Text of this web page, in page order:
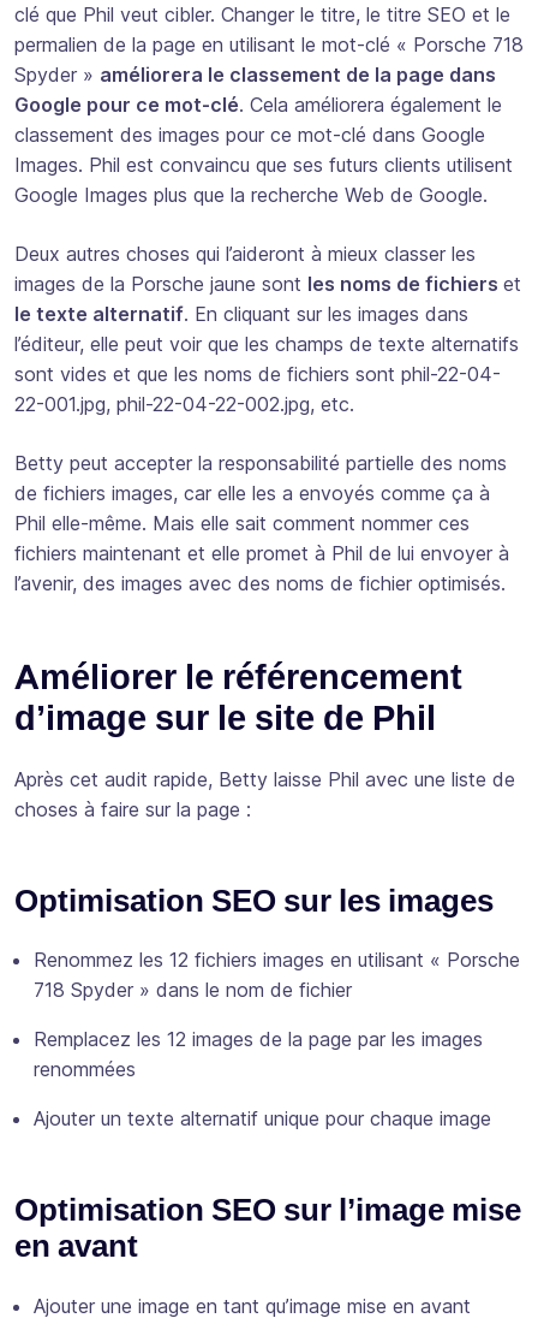
clé que Phil veut cibler. Changer le titre, le titre SEO et le
permalien de la page en utilisant le mot-clé « Porsche 718
Spyder » améliorera le classement de la page dans
Google pour ce mot-clé. Cela améliorera également le
classement des images pour ce mot-clé dans Google
Images. Phil est convaincu que ses futurs clients utilisent
Google Images plus que la recherche Web de Google.
Deux autres choses qui l’aideront à mieux classer les
images de la Porsche jaune sont les noms de fichiers et
le texte alternatif. En cliquant sur les images dans
l’éditeur, elle peut voir que les champs de texte alternatifs
sont vides et que les noms de fichiers sont phil-22-04-
22-001.jpg, phil-22-04-22-002.jpg, etc.
Betty peut accepter la responsabilité partielle des noms
de fichiers images, car elle les a envoyés comme ça à
Phil elle-même. Mais elle sait comment nommer ces
fichiers maintenant et elle promet à Phil de lui envoyer à
l’avenir, des images avec des noms de fichier optimisés.
Améliorer le référencement
d’image sur le site de Phil
Après cet audit rapide, Betty laisse Phil avec une liste de
choses à faire sur la page :
Optimisation SEO sur les images
Renommez les 12 fichiers images en utilisant « Porsche
718 Spyder » dans le nom de fichier
Remplacez les 12 images de la page par les images
renommées
Ajouter un texte alternatif unique pour chaque image
Optimisation SEO sur l’image mise
en avant
Ajouter une image en tant qu’image mise en avant